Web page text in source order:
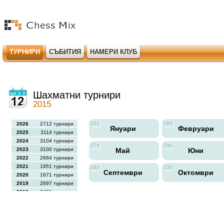
ТУРНИРИ СЪБИТИЯ НАМЕРИ КЛУБ
Шахматни турнири
2015
2026
2712 турнири
2025
3114 турнири
2024
3104 турнири
2023
3100 турнири
2022
2684 турнири
2021
1951 турнири
2020
1671 турнири
2019
2697 турнири
2018
2456 турнири
232
Януари
183
Февруари
279
Май
230
Юни
245
Септември
230
Октомври